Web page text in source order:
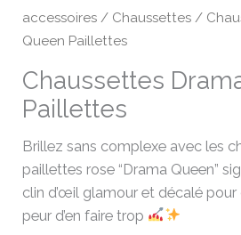
accessoires / Chaussettes /
Queen Paillettes
Chaussettes
Paillettes
Brillez sans complexe avec les
paillettes rose “Drama Queen”
clin d’œil glamour et décalé pour
peur d’en faire trop